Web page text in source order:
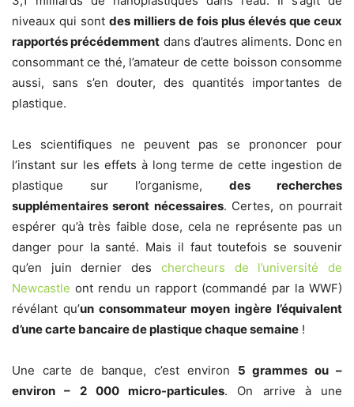
niveaux qui sont des milliers de fois plus élevés que ceux
rapportés précédemment dans d’autres aliments. Donc en
consommant ce thé, l’amateur de cette boisson consomme
aussi, sans s’en douter, des quantités importantes de
plastique.
Les scientifiques ne peuvent pas se prononcer pour
l’instant sur les effets à long terme de cette ingestion de
plastique sur l’organisme, des recherches
supplémentaires seront nécessaires. Certes, on pourrait
espérer qu’à très faible dose, cela ne représente pas un
danger pour la santé. Mais il faut toutefois se souvenir
qu’en juin dernier des chercheurs de l’université de
Newcastle ont rendu un rapport (commandé par la WWF)
révélant qu’un consommateur moyen ingère l’équivalent
d’une carte bancaire de plastique chaque semaine !
Une carte de banque, c’est environ 5 grammes ou –
environ – 2 000 micro-particules. On arrive à une